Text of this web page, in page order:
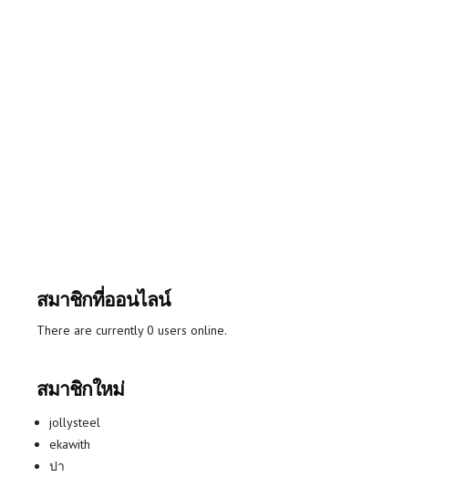
สมาชิกที่ออนไลน์
There are currently 0 users online.
สมาชิกใหม่
jollysteel
ekawith
ปา